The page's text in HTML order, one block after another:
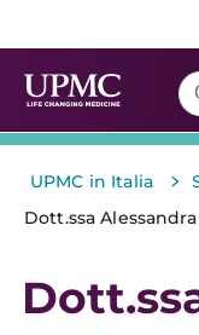
UPMC in Italia >
Dott.ssa